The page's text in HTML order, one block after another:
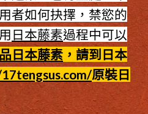
者如何抉擇，禁慾的
日本藤素過程中可以
日本藤素 ，請到日本
原裝日